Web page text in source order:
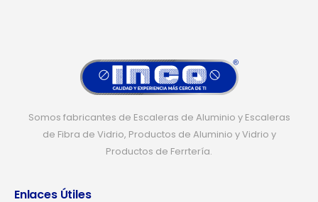
Somos fabricantes de Escaleras de Aluminio y Escaleras
de Fibra de Vidrio, Productos de Aluminio y Vidrio y
Productos de Ferrtería.
Enlaces Útiles